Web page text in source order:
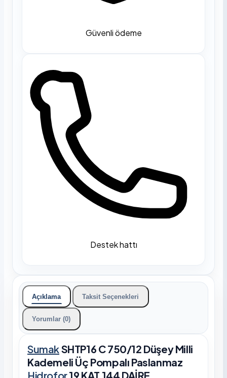
Güvenli ödeme
Destek hattı
Açıklama Taksit Seçenekleri
Yorumlar (0)
SumakSHTP16 C 750/12 Düşey Milli
Kademeli Üç Pompalı Paslanmaz
Hidrofor19 KAT 144 DAİRE